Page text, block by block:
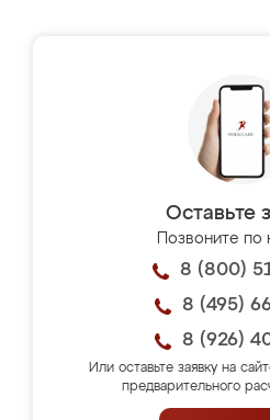
Оставьте
Позвоните
8 (800)
8 (495)
8 (926)
Или оставьте заявку на
предварительного